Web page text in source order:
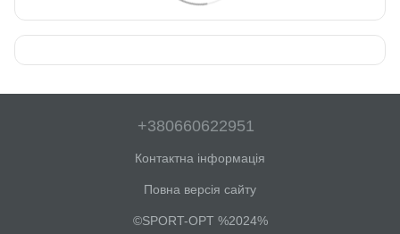
+380660622951
Контактна інформація
Повна версія сайту
©SPORT-OPT %2024%